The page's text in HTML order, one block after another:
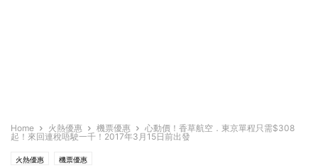
Home 火熱優惠 機票優惠
心動價！香草航空．東京單程只需$308
起！來回連稅唔駛一千！2017年3月15日前出發
火熱優惠 機票優惠